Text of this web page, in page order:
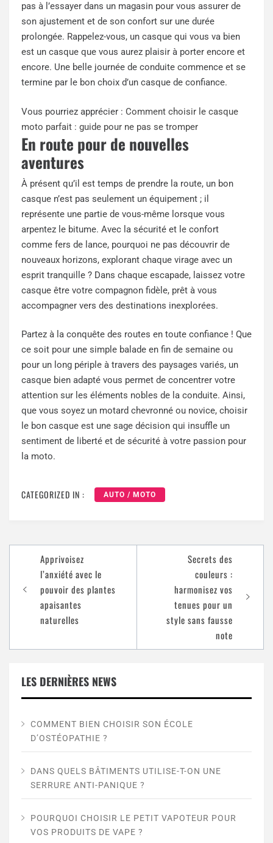
pas à l’essayer dans un magasin pour vous assurer de
son ajustement et de son confort sur une durée
prolongée. Rappelez-vous, un casque qui vous va bien
est un casque que vous aurez plaisir à porter encore et
encore. Une belle journée de conduite commence et se
termine par le bon choix d’un casque de confiance.
Vous pourriez apprécier : Comment choisir le casque
moto parfait : guide pour ne pas se tromper
En route pour de nouvelles
aventures
À présent qu’il est temps de prendre la route, un bon
casque n’est pas seulement un équipement ; il
représente une partie de vous-même lorsque vous
arpentez le bitume. Avec la sécurité et le confort
comme fers de lance, pourquoi ne pas découvrir de
nouveaux horizons, explorant chaque virage avec un
esprit tranquille ? Dans chaque escapade, laissez votre
casque être votre compagnon fidèle, prêt à vous
accompagner vers des destinations inexplorées.
Partez à la conquête des routes en toute confiance ! Que
ce soit pour une simple balade en fin de semaine ou
pour un long périple à travers des paysages variés, un
casque bien adapté vous permet de concentrer votre
attention sur les éléments nobles de la conduite. Ainsi,
que vous soyez un motard chevronné ou novice, choisir
le bon casque est une sage décision qui insuffle un
sentiment de liberté et de sécurité à votre passion pour
la moto.
CATEGORIZED IN : AUTO / MOTO
Apprivoisez
l’anxiété avec le
pouvoir des plantes
apaisantes
naturelles
Secrets des
couleurs :
harmonisez vos
tenues pour un
style sans fausse
note
LES DERNIÈRES NEWS
COMMENT BIEN CHOISIR SON ÉCOLE
D’OSTÉOPATHIE ?
DANS QUELS BÂTIMENTS UTILISE-T-ON UNE
SERRURE ANTI-PANIQUE ?
POURQUOI CHOISIR LE PETIT VAPOTEUR POUR
VOS PRODUITS DE VAPE ?